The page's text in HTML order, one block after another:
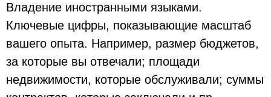
Владение иностранными языками.
Ключевые цифры, показывающие масштаб
вашего опыта. Например, размер бюджетов,
за которые вы отвечали; площади
недвижимости, которые обслуживали; суммы